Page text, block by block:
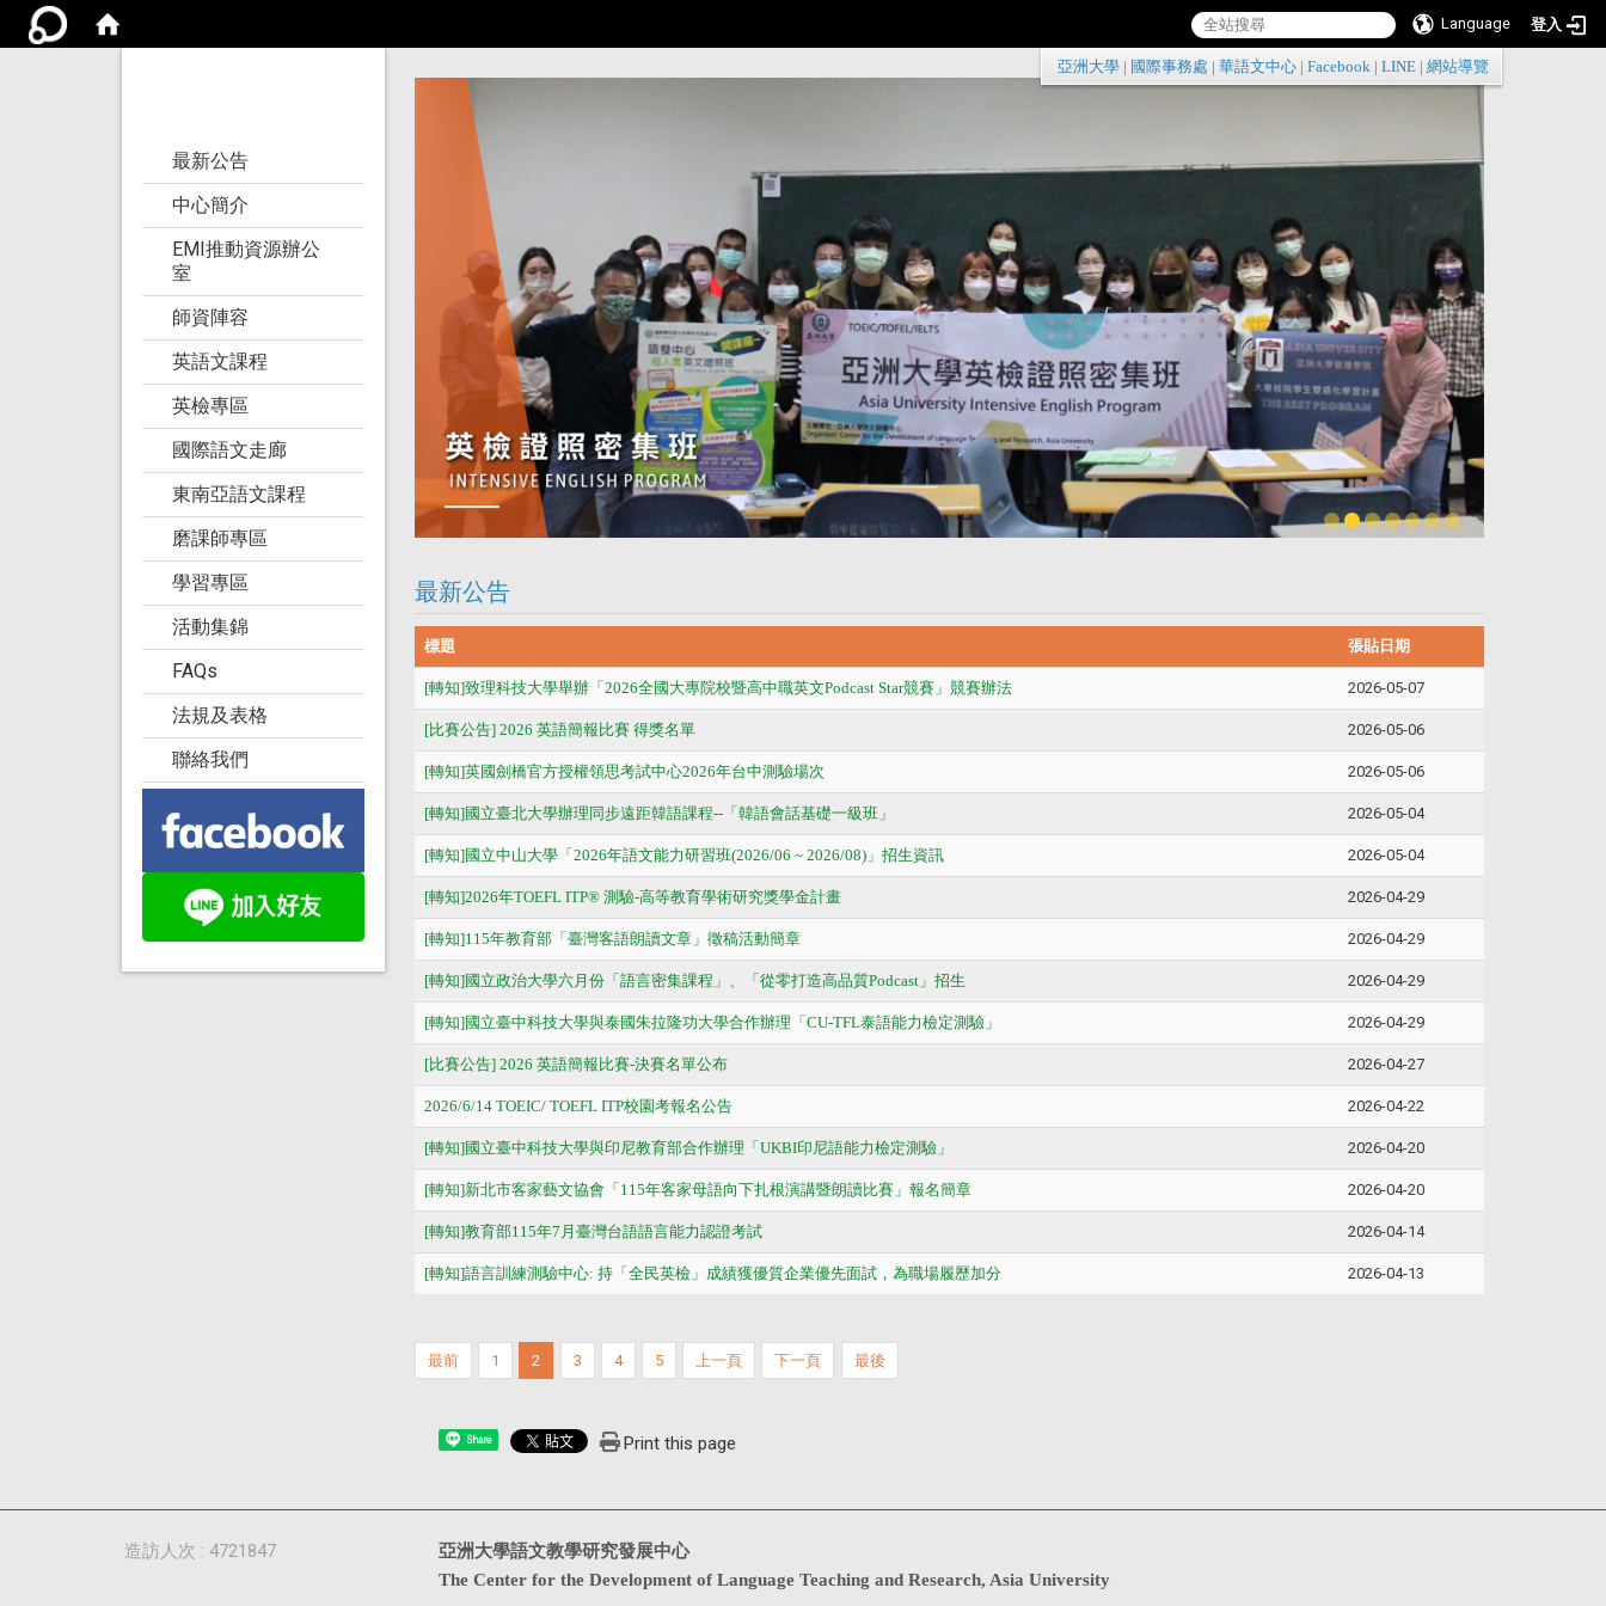
Language 登入
:::
亞洲大學 國際事務處 華語文中心 Facebook LINE 網站導覽
最新公告
中心簡介
EMI推動資源辦公
室
師資陣容
英語文課程
英檢專區
國際語文走廊
東南亞語文課程
磨課師專區
學習專區
活動集錦
FAQs
法規及表格
聯絡我們
最新公告
標題 張貼日期
[轉知]致理科技大學舉辦「2026全國大專院校暨高中職英文Podcast Star競賽」競賽辦法 2026-05-07
[比賽公告] 2026 英語簡報比賽 得獎名單 2026-05-06
[轉知]英國劍橋官方授權領思考試中心2026年台中測驗場次 2026-05-06
[轉知]國立臺北大學辦理同步遠距韓語課程--「韓語會話基礎一級班」 2026-05-04
[轉知]國立中山大學「2026年語文能力研習班(2026/06 ~ 2026/08)」招生資訊 2026-05-04
[轉知]2026年TOEFL ITP® 測驗-高等教育學術研究獎學金計畫 2026-04-29
[轉知]115年教育部「臺灣客語朗讀文章」徵稿活動簡章 2026-04-29
[轉知]國立政治大學六月份「語言密集課程」、「從零打造高品質Podcast」招生 2026-04-29
[轉知]國立臺中科技大學與泰國朱拉隆功大學合作辦理「CU-TFL泰語能力檢定測驗」 2026-04-29
[比賽公告] 2026 英語簡報比賽-決賽名單公布 2026-04-27
2026/6/14 TOEIC/ TOEFL ITP校園考報名公告 2026-04-22
[轉知]國立臺中科技大學與印尼教育部合作辦理「UKBI印尼語能力檢定測驗」 2026-04-20
[轉知]新北市客家藝文協會「115年客家母語向下扎根演講暨朗讀比賽」報名簡章 2026-04-20
[轉知]教育部115年7月臺灣台語語言能力認證考試 2026-04-14
[轉知]語言訓練測驗中心: 持「全民英檢」成績獲優質企業優先面試，為職場履歷加分 2026-04-13
最前 1 2 3 4 5 上一頁 下一頁 最後
Share Print this page
亞洲大學語文教學研究發展中心
The Center for the Development of Language Teaching and Research, Asia University
造訪人次 : 4721847